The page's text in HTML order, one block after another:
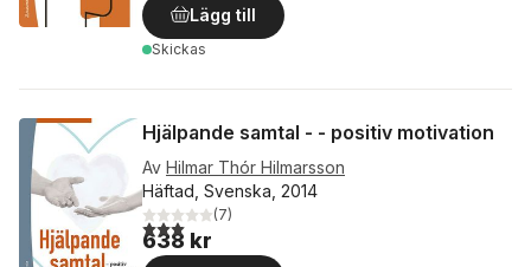
Lägg till
Skickas
Hjälpande samtal - - positiv motivation
Av Hilmar Thór Hilmarsson
Häftad, Svenska, 2014
3,0utav 5 stjärnor. Totalt antal röster:
(7)
638 kr